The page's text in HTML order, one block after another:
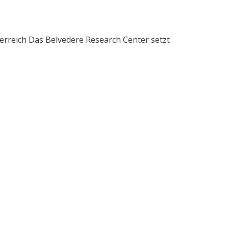
Das Belvedere Research Center setzt